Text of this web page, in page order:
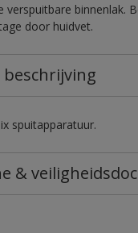
verspuitbare binnenlak.
door huidvet.
spuitapparatuur.
&